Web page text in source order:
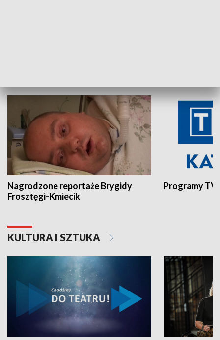
Nagrodzone reportaże Brygidy
Frosztęgi-Kmiecik
Programy
KULTURA I SZTUKA